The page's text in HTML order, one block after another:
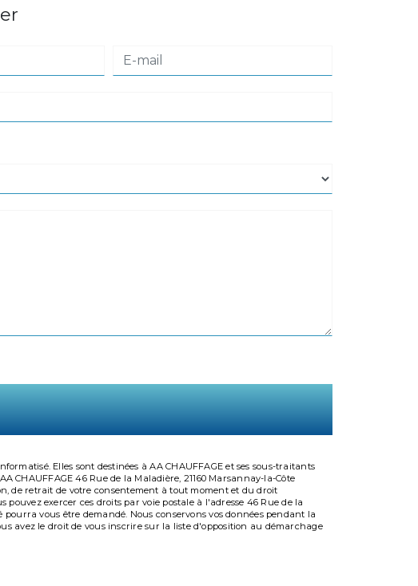
Elles sont destinées à AA CHAUFFAGE et ses sous-traitants
CHAUFFAGE 46 Rue de la Maladière, 21160 Marsannay-la-Côte
de retrait de votre consentement à tout moment et du droit
exercer ces droits par voie postale à l'adresse 46 Rue de la
vous être demandé. Nous conservons vos données pendant la
avez le droit de vous inscrire sur la liste d'opposition au démarchage